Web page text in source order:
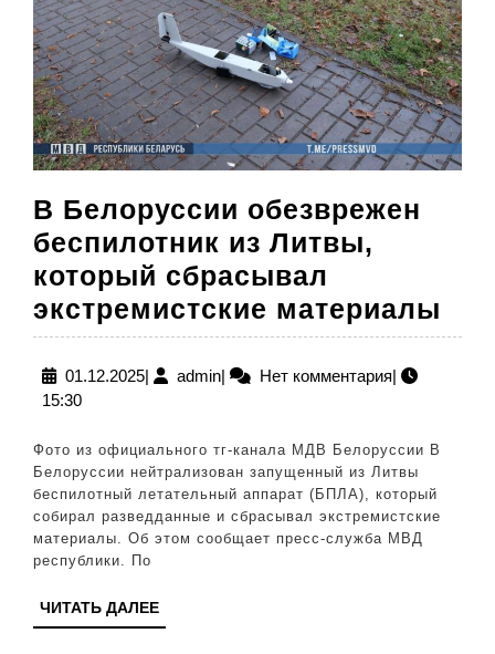
В Белоруссии обезврежен
беспилотник из Литвы,
который сбрасывал
экстремистские материалы
01.12.202501.12.2025
| adminadmin
| Нет комментария|
15:30
Фото из официального тг-канала МДВ Белоруссии В
Белоруссии нейтрализован запущенный из Литвы
беспилотный летательный аппарат (БПЛА), который
собирал разведданные и сбрасывал экстремистские
материалы. Об этом сообщает пресс-служба МВД
республики. По
ЧИТАТЬ ДАЛЕЕЧИТАТЬ
ДАЛЕЕ